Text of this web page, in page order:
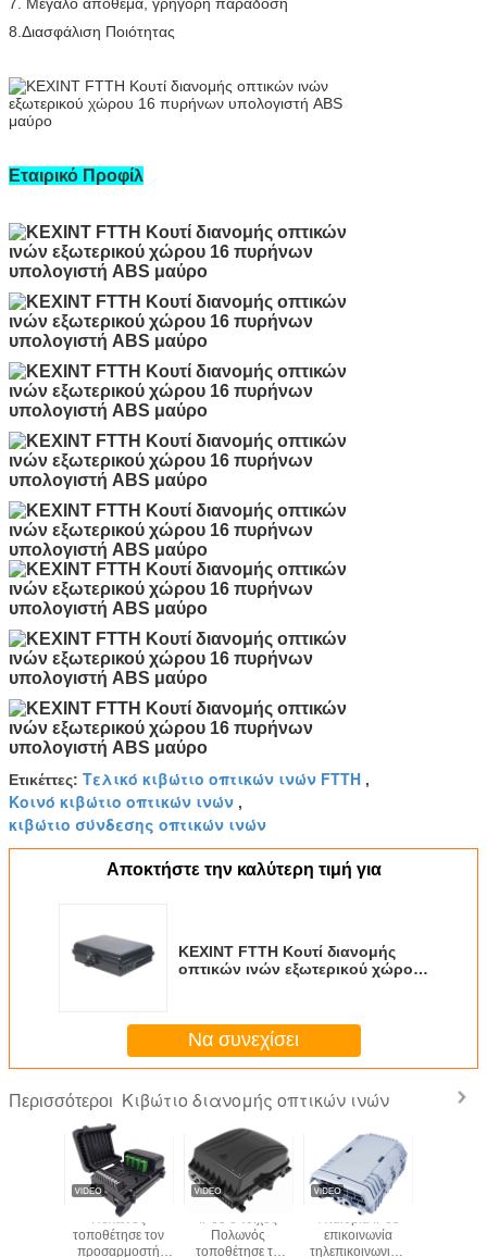
8.Διασφάλιση Ποιότητας
Εταιρικό Προφίλ
Ετικέττες: Τελικό κιβώτιο οπτικών ινών FTTH ,
Κοινό κιβώτιο οπτικών ινών ,
κιβώτιο σύνδεσης οπτικών ινών
Αποκτήστε την καλύτερη τιμή για
KEXINT FTTH Κουτί διανομής
οπτικών ινών εξωτερικού χώρου
Να συνεχίσει
Περισσότεροι Κιβώτιο διανομής οπτικών ινών
Πολωνός
τοποθέτησε τον
προσαρμοστή
IP65 ο τοίχος
Πολωνός
τοποθέτησε το
Υπαίθρια IP65
επικοινωνία
τηλεπικοινωνιών